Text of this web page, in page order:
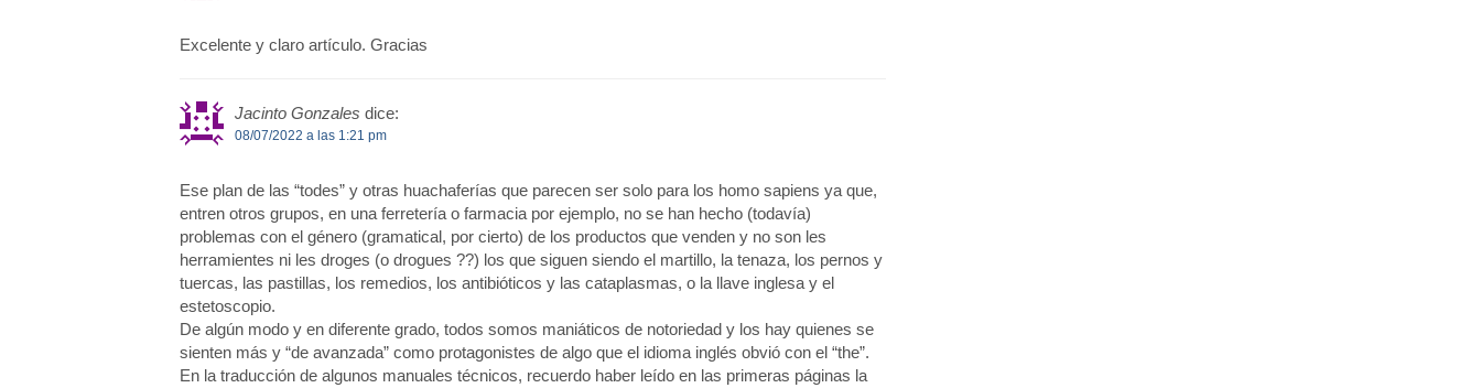
Excelente y claro artículo. Gracias
Jacinto Gonzales dice:
08/07/2022 a las 1:21 pm
Ese plan de las “todes” y otras huachaferías que parecen ser solo para los homo sapiens ya que,
entren otros grupos, en una ferretería o farmacia por ejemplo, no se han hecho (todavía)
problemas con el género (gramatical, por cierto) de los productos que venden y no son les
herramientes ni les droges (o drogues ??) los que siguen siendo el martillo, la tenaza, los pernos y
tuercas, las pastillas, los remedios, los antibióticos y las cataplasmas, o la llave inglesa y el
estetoscopio.
De algún modo y en diferente grado, todos somos maniáticos de notoriedad y los hay quienes se
sienten más y “de avanzada” como protagonistes de algo que el idioma inglés obvió con el “the”.
En la traducción de algunos manuales técnicos, recuerdo haber leído en las primeras páginas la